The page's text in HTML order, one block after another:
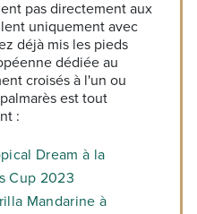
pas directement aux
uniquement avec
déjà mis les pieds
dédiée au
croisés à l'un ou
est tout
:
Dream à la
Cup 2023
Mandarine à